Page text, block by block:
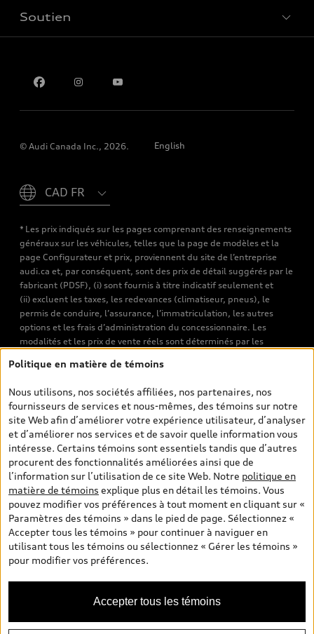
Confidentialité
Soutien
© Audi Canada Inc., 2026. English
* Les prix indiqués sur les pages comprenant des renseignements
généraux sur les véhicules, telles que la page de modèles et la
page Configurateur et prix, proviennent du site de l’entreprise
audi.ca et, par conséquent, sont des prix de détail suggérés par le
fabricant (PDSF), (i) sont fournis à titre indicatif seulement et
(ii) excluent les taxes, les redevances (climatiseur, pneus), le
permis de conduire, l’assurance, l’immatriculation, les autres
options et les frais d’administration du concessionnaire. Les
modalités et les prix de vente réels sont déterminés par les
véhicules neufs et d’occasion sont les prix de vente établis par les
de transport et d’inspection de prélivraison, les taxes
environnementales (pour les véhicules neufs) et les frais
d’administration des concessionnaires. Toutefois, les taxes de
vente sont exclues. Veuillez noter que les prix de l’estimateur de
versements sont des PDSF s’il a été consulté au moyen de l’onglet
Configurateur et prix (à titre indicatif). Toutefois, s’il a été
consulté à partir des pages de recherche de véhicules neufs et
d’occasion, les prix indiqués sont des prix de vente (prix de vente
réels). Sur les pages de renseignements généraux sur les
véhicules, les modèles sont montrés à titre indicatif seulement,
avec des caractéristiques qui peuvent ne pas être offertes sur les
modèles canadiens. Malgré les efforts déployés pour assurer
l’exactitude de ces renseignements, des erreurs peuvent survenir
et la disponibilité peut changer; veuillez donc visiter votre
concessionnaire pour obtenir les détails et les spécifications
actuelles de chaque modèle. Tous droits réservés. Les marques de
commerce d’Audi AG sont utilisées sous licence.
Politique en matière de témoins
Nous utilisons, nos sociétés affiliées, nos partenaires, nos
fournisseurs de services et nous-mêmes, des témoins sur notre
site Web afin d’améliorer votre expérience utilisateur, d’analyser
et d’améliorer nos services et de savoir quelle information vous
intéresse. Certains témoins sont essentiels tandis que d’autres
procurent des fonctionnalités améliorées ainsi que de
l’information sur l’utilisation de ce site Web. Notre politique en
matière de témoins explique plus en détail les témoins. Vous
pouvez modifier vos préférences à tout moment en cliquant sur «
Paramètres des témoins » dans le pied de page. Sélectionnez «
Accepter tous les témoins » pour continuer à naviguer en
utilisant tous les témoins ou sélectionnez « Gérer les témoins »
pour modifier vos préférences.
Accepter tous les témoins